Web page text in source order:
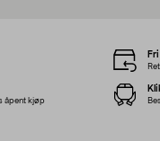
åpent kjøp